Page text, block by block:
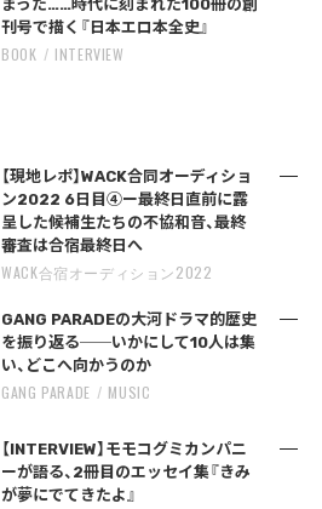
まった……時代に刻まれた100冊の創
刊号で描く『日本エロ本全史』
BOOK INTERVIEW
【現地レポ】WACK合同オーディショ
ン2022 6日目④ー最終日直前に露
呈した候補生たちの不協和音、最終
審査は合宿最終日へ
WACK合宿オーディション2022
GANG PARADEの大河ドラマ的歴史
を振り返る──いかにして10人は集
い、どこへ向かうのか
GANG PARADE MUSIC
【INTERVIEW】モモコグミカンパニ
ーが語る、2冊目のエッセイ集『きみ
が夢にでてきたよ』